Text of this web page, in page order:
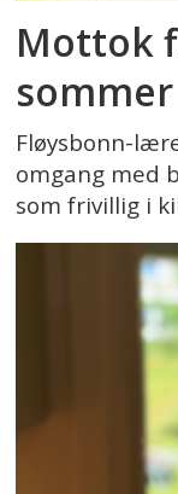
Mottok
sommer
Fløysbonn-
omgang med
som frivillig i